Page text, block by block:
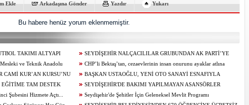
Ekle Arkadaşına Gönder Yazdır Yukarı
Bu habere henüz yorum eklenmemiştir.
TAKIMI ALTYAPI
SEYDİŞEHİR NALÇACILILAR GRUBUNDAN AK PARTİ’YE
ZİYARET
ve Teknik Anadolu
Açılıyor
CHP’li Bektaş’tan, cezaevlerinin insan onurunu ayaklar atlına
alınan mekânlara dönüşmesine tepki
CAMİ KUR’AN KURSU’NU
BAŞKAN USTAOĞLU, YENİ OTO SANAYİ ESNAFIYLA
KAHVALTIDA BULUŞTU
EĞİTİME TAM DESTEK
SEYDİŞEHİR'DE BAKIMI YAPILMAYAN ASANSÖRLER
MÜHÜRLENDİ
Şubesini Hizmete Açtı...
Seydişehir'de Şehitler İçin Geleneksel Mevlit Programı